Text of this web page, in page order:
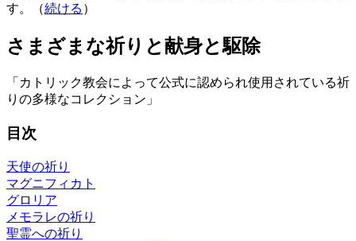
す。（続ける ）
さまざまな祈りと献身と駆除
「カトリック教会によって公式に認められ使用されている祈
りの多様なコレクション」
目次
天使の祈り
マグニフィカト
グロリア
メモラレの祈り
聖霊への祈り